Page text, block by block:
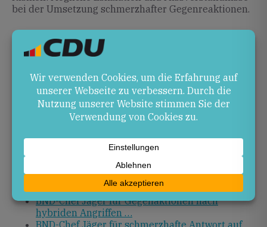
bei der Umsetzung schmerzhafter Gegenreaktionen.
Ausblick
schmerzhaften Antworten reagieren, bleibt
angesichts bisher zurückhaltender Maßnahmen
weiter offen (München | BND-Chef Jäger für
schmerzhafte Antwort auf hybride …).
München | BND-Chef Jäger für schmerzhafte
Antwort auf hybride …
BND-Chef Jäger für Gegenaktionen nach
hybriden Angriffen …
BND-Chef Jäger für schmerzhafte Antwort auf